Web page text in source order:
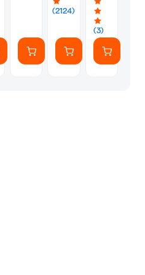
(2124)
Φακελάκι
(7
(3)